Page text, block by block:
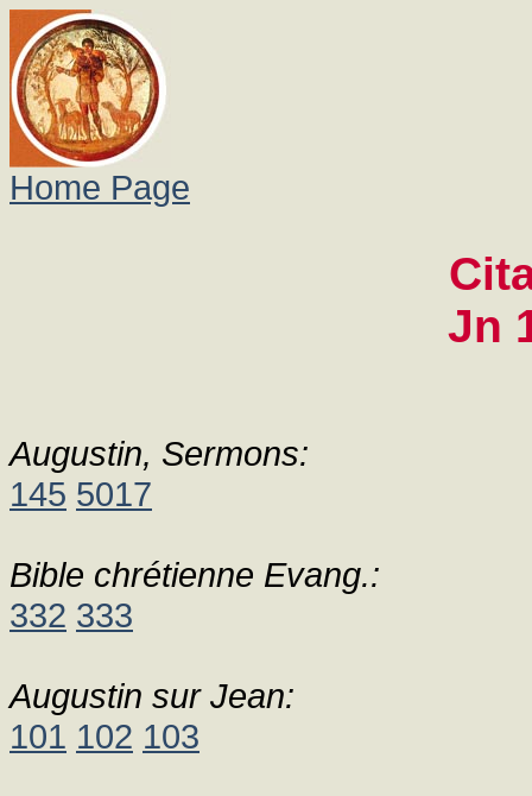
Home Page
Jn
Augustin, Sermons:
145 5017
Bible chrétienne Evang.:
332 333
Augustin sur Jean:
101 102 103